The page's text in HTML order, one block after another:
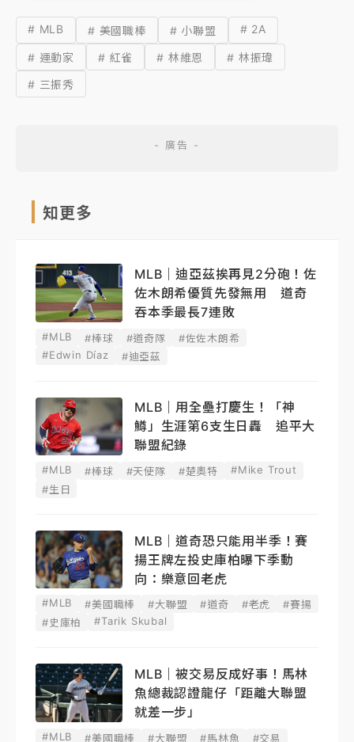
# MLB # 美國職棒 # 小聯盟 # 2A
# 運動家 # 紅雀 # 林維恩
# 林振瑋
# 三振秀
知更多
MLB｜迪亞茲挨再見2分砲！佐
佐木朗希優質先發無用 道奇
吞本季最長7連敗
#MLB #棒球 #道奇隊
#佐佐木朗希
#Edwin Díaz
#迪亞茲
MLB｜用全壘打慶生！「神
鱒」生涯第6支生日轟 追平大
聯盟紀錄
#MLB #棒球 #天使隊 #楚奧特
#Mike Trout
#生日
MLB｜道奇恐只能用半季！賽
揚王牌左投史庫柏曝下季動
向：樂意回老虎
#MLB #美國職棒 #大聯盟 #道奇 #老虎
#賽揚
#史庫柏
#Tarik Skubal
MLB｜被交易反成好事！馬林
魚總裁認證龍仔「距離大聯盟
就差一步」
#MLB #美國職棒 #大聯盟 #馬林魚
#交易